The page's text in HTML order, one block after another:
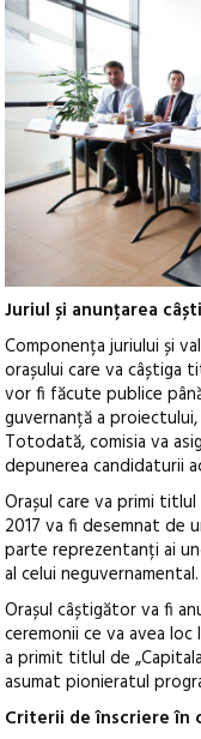
Juriul și anunțarea
Componența juriului și
orașului care va câștiga
vor fi făcute publice
guvernanță a
Totodată, comisia va
depunerea candidaturii
Orașul care va primi titlul
2017 va fi desemnat de
parte reprezentanți ai
al celui neguvernamental.
Orașul câștigător va fi
ceremonii ce va avea loc
a primit titlul de
asumat pionieratul
Criterii de înscriere în